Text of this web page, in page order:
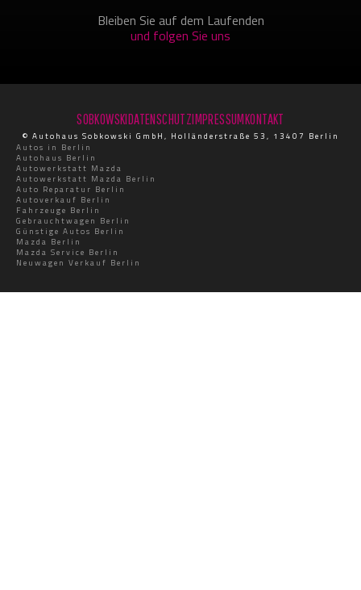
Bleiben Sie auf dem Laufenden
und folgen Sie uns
SOBKOWSKIDATENSCHUTZIMPRESSUMKONTAKT
© Autohaus Sobkowski GmbH, Holländerstraße 53, 13407 Berlin
Autos in Berlin
Autohaus Berlin
Autowerkstatt Mazda
Autowerkstatt Mazda Berlin
Auto Reparatur Berlin
Autoverkauf Berlin
Fahrzeuge Berlin
Gebrauchtwagen Berlin
Günstige Autos Berlin
Mazda Berlin
Mazda Service Berlin
Neuwagen Verkauf Berlin